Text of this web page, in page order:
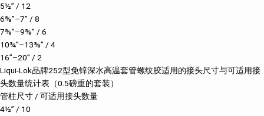
5½” / 12
6⅝”–7” / 8
7⅝”–9⅝” / 6
10¾”–13⅜” / 4
16”–20” / 2
Liqui-Lok品牌252型免锌深水高温套管螺纹胶适用的接头尺寸与可适用接
头数量统计表（0.5磅重的套装）
管柱尺寸 / 可适用接头数量
4½” / 10